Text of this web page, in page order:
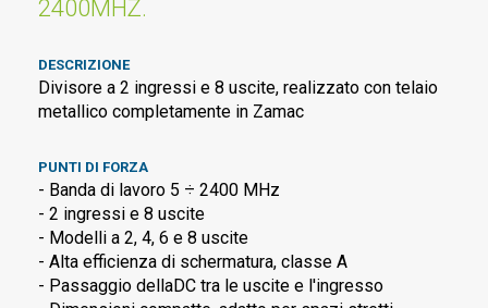
2400MHZ.
DESCRIZIONE
Divisore a 2 ingressi e 8 uscite, realizzato con telaio
metallico completamente in Zamac
PUNTI DI FORZA
- Banda di lavoro 5 ÷ 2400 MHz
- 2 ingressi e 8 uscite
- Modelli a 2, 4, 6 e 8 uscite
- Alta efficienza di schermatura, classe A
- Passaggio dellaDC tra le uscite e l'ingresso